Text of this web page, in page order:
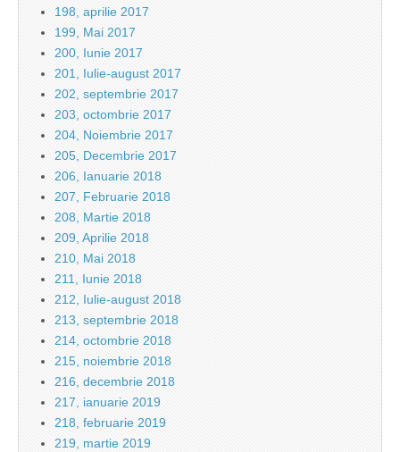
198, aprilie 2017
199, Mai 2017
200, Iunie 2017
201, Iulie-august 2017
202, septembrie 2017
203, octombrie 2017
204, Noiembrie 2017
205, Decembrie 2017
206, Ianuarie 2018
207, Februarie 2018
208, Martie 2018
209, Aprilie 2018
210, Mai 2018
211, Iunie 2018
212, Iulie-august 2018
213, septembrie 2018
214, octombrie 2018
215, noiembrie 2018
216, decembrie 2018
217, ianuarie 2019
218, februarie 2019
219, martie 2019